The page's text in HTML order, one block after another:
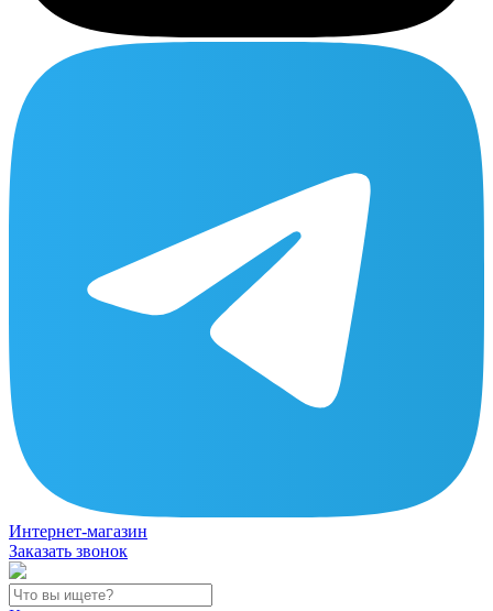
Интернет-магазин
Заказать звонок